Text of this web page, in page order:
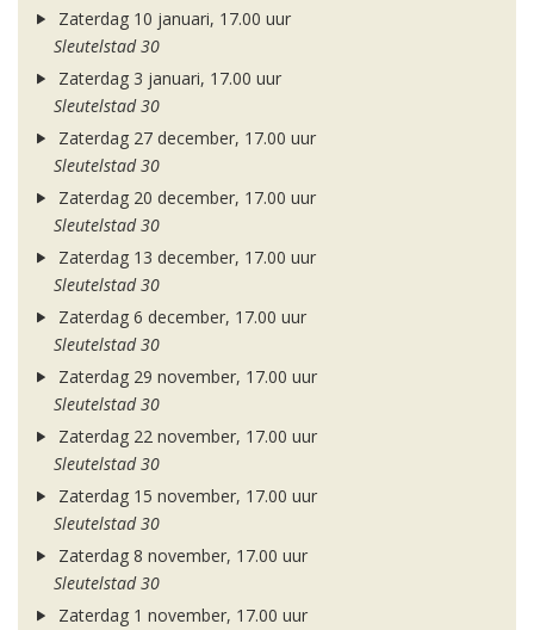
Zaterdag 10 januari, 17.00 uur
Sleutelstad 30
Zaterdag 3 januari, 17.00 uur
Sleutelstad 30
Zaterdag 27 december, 17.00 uur
Sleutelstad 30
Zaterdag 20 december, 17.00 uur
Sleutelstad 30
Zaterdag 13 december, 17.00 uur
Sleutelstad 30
Zaterdag 6 december, 17.00 uur
Sleutelstad 30
Zaterdag 29 november, 17.00 uur
Sleutelstad 30
Zaterdag 22 november, 17.00 uur
Sleutelstad 30
Zaterdag 15 november, 17.00 uur
Sleutelstad 30
Zaterdag 8 november, 17.00 uur
Sleutelstad 30
Zaterdag 1 november, 17.00 uur